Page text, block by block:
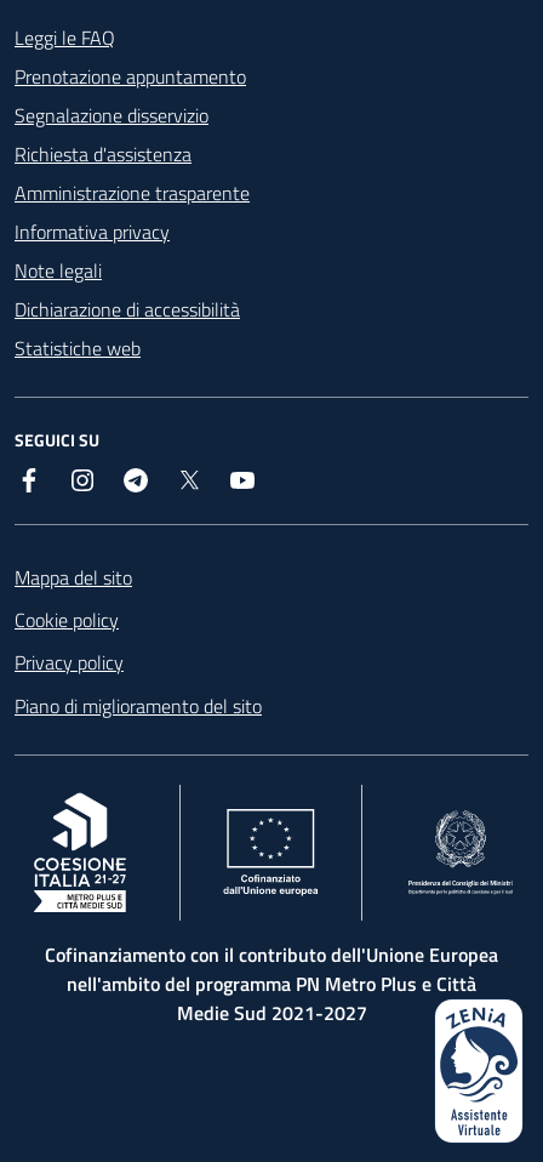
Footer - Contatti
Leggi le FAQ
Prenotazione appuntamento
Segnalazione disservizio
Richiesta d'assistenza
Amministrazione trasparente
Informativa privacy
Note legali
Dichiarazione di accessibilità
Statistiche web
SEGUICI SU
Facebook InstagramTelegram
Mappa del sito
Cookie policy
Privacy policy
Piano di miglioramento del sito
, apre in una nuova scheda
Cofinanziamento con il contributo dell'Unione Europea
nell'ambito del programma PN Metro Plus e Città
Medie Sud 2021-2027